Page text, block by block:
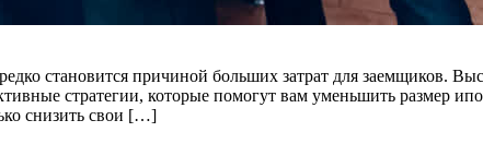
становится причиной больших затрат для заемщиков.
стратегии, которые помогут вам уменьшить размер
снизить свои […]